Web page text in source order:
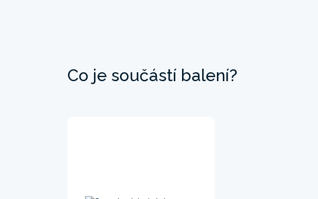
Co je součástí balení?